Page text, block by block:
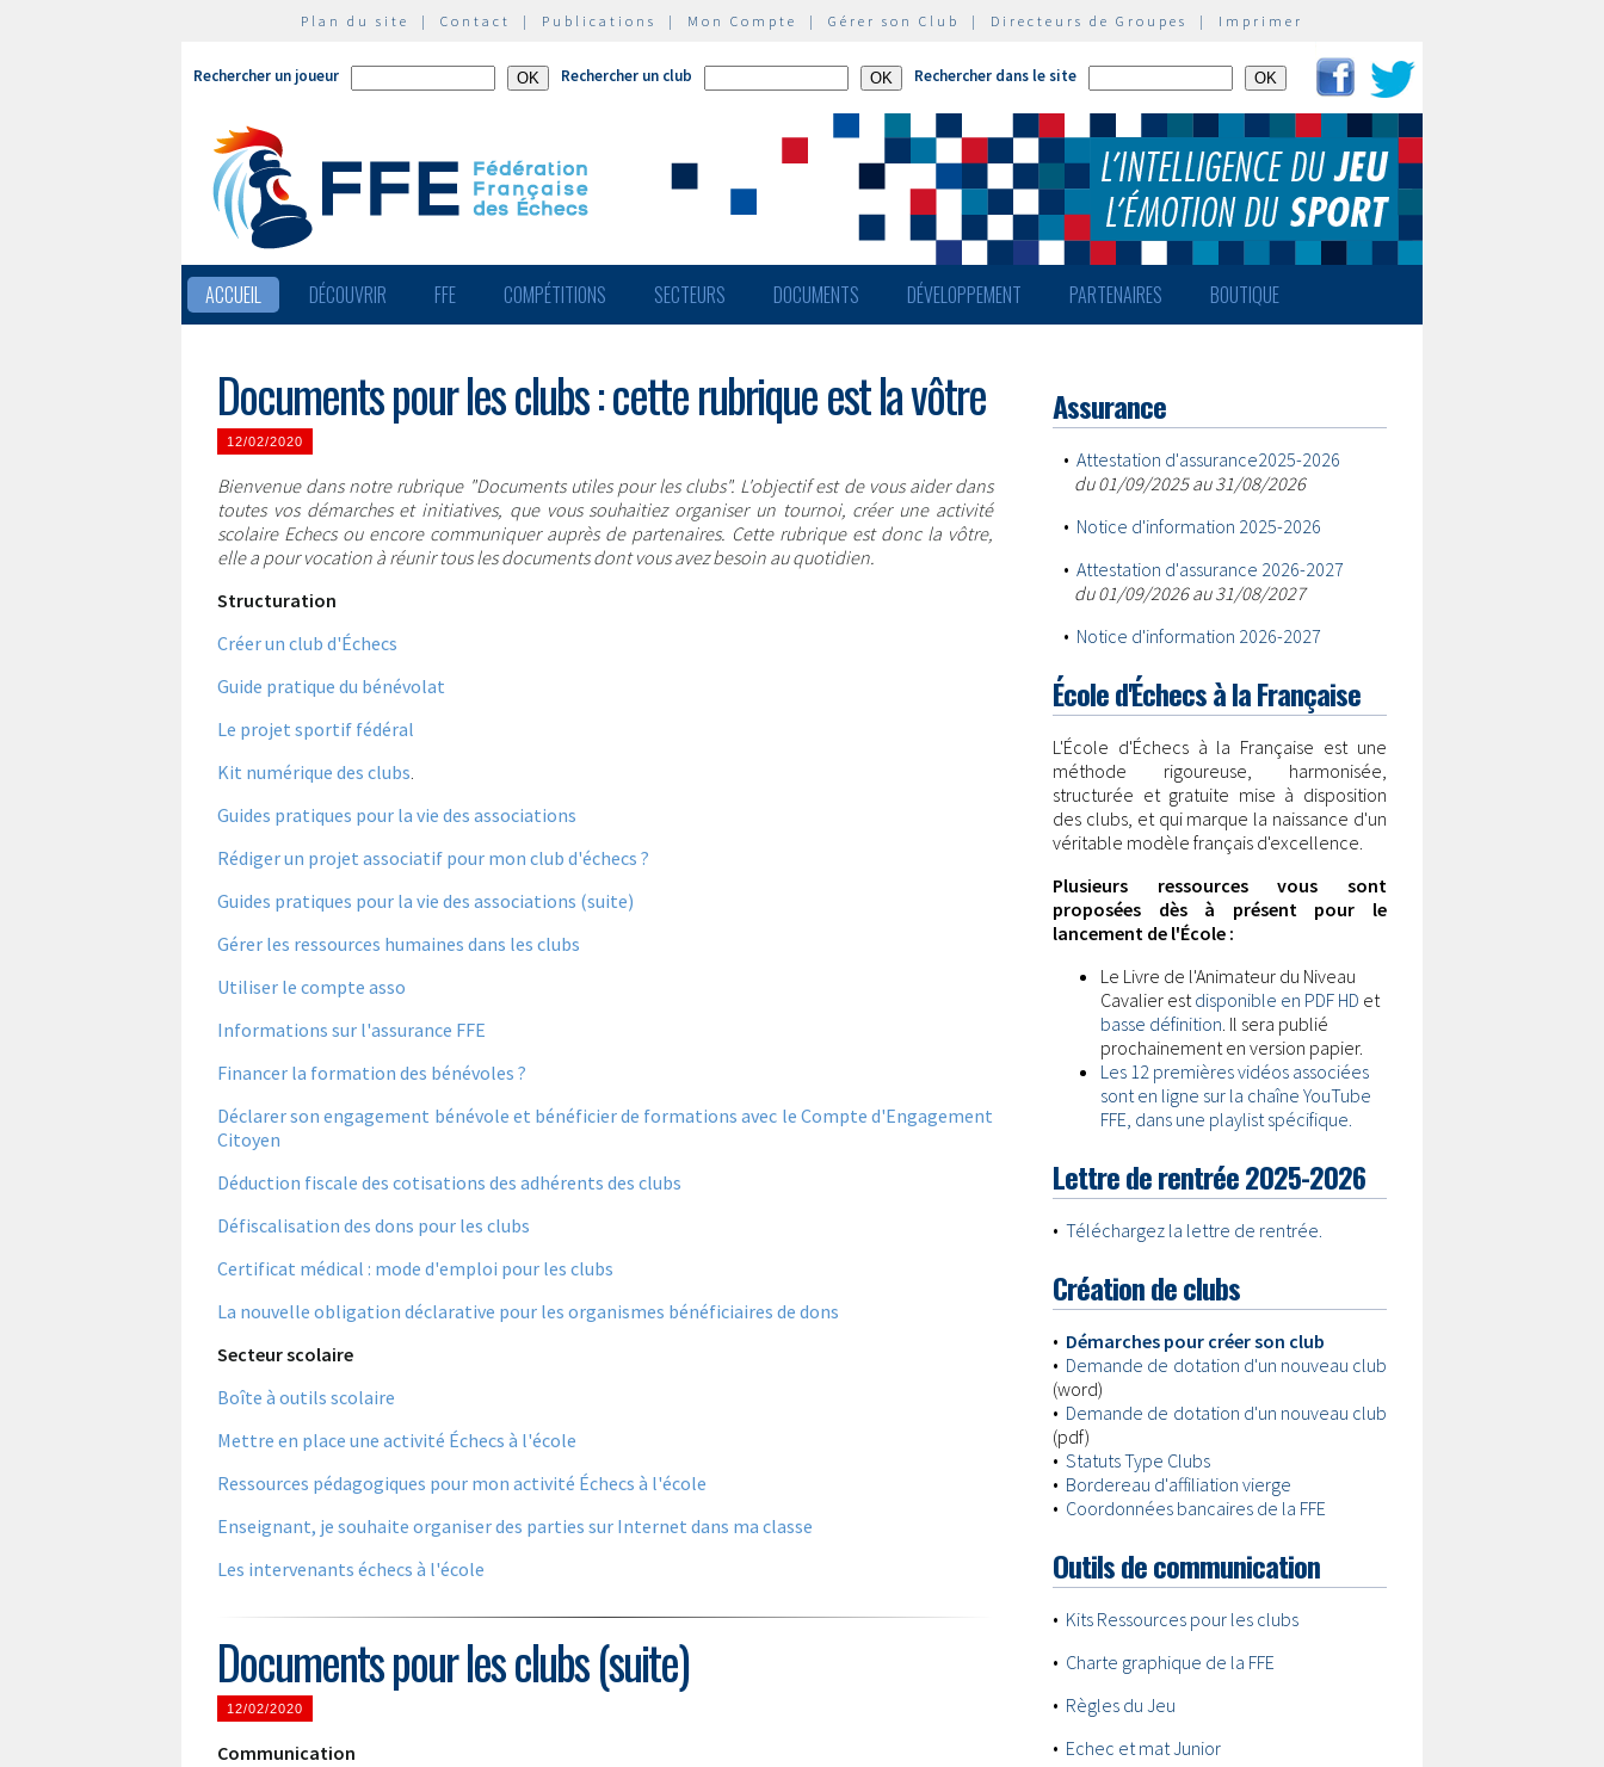
Plan du site | Contact | Publications | Mon Compte | Gérer son Club | Directeurs de Groupes | Imprimer
Rechercher un joueur Rechercher un club Rechercher dans le site
ACCUEIL DÉCOUVRIR FFE COMPÉTITIONS SECTEURS DOCUMENTS DÉVELOPPEMENT PARTENAIRES BOUTIQUE
Documents pour les clubs : cette rubrique est la vôtre
12/02/2020
Bienvenue dans notre rubrique "Documents utiles pour les clubs". L'objectif est de vous aider dans
toutes vos démarches et initiatives, que vous souhaitiez organiser un tournoi, créer une activité
scolaire Echecs ou encore communiquer auprès de partenaires. Cette rubrique est donc la vôtre,
elle a pour vocation à réunir tous les documents dont vous avez besoin au quotidien.
Structuration
Créer un club d'Échecs
Guide pratique du bénévolat
Le projet sportif fédéral
Kit numérique des clubs.
Guides pratiques pour la vie des associations
Rédiger un projet associatif pour mon club d'échecs ?
Guides pratiques pour la vie des associations (suite)
Gérer les ressources humaines dans les clubs
Utiliser le compte asso
Informations sur l'assurance FFE
Financer la formation des bénévoles ?
Déclarer son engagement bénévole et bénéficier de formations avec le Compte d'Engagement
Citoyen
Déduction fiscale des cotisations des adhérents des clubs
Défiscalisation des dons pour les clubs
Certificat médical : mode d'emploi pour les clubs
La nouvelle obligation déclarative pour les organismes bénéficiaires de dons
Secteur scolaire
Boîte à outils scolaire
Mettre en place une activité Échecs à l'école
Ressources pédagogiques pour mon activité Échecs à l'école
Enseignant, je souhaite organiser des parties sur Internet dans ma classe
Les intervenants échecs à l'école
Documents pour les clubs (suite)
12/02/2020
Communication
Assurance
• Attestation d'assurance2025-2026
du 01/09/2025 au 31/08/2026
• Notice d'information 2025-2026
• Attestation d'assurance 2026-2027
du 01/09/2026 au 31/08/2027
• Notice d'information 2026-2027
École d'Échecs à la Française
L'École d'Échecs à la Française est une
méthode rigoureuse, harmonisée,
structurée et gratuite mise à disposition
des clubs, et qui marque la naissance d'un
véritable modèle français d'excellence.
Plusieurs ressources vous sont
proposées dès à présent pour le
lancement de l'École :
Le Livre de l'Animateur du Niveau
Cavalier est disponible en PDF HD et
basse définition . Il sera publié
prochainement en version papier.
Les 12 premières vidéos associées
sont en ligne sur la chaîne YouTube
FFE, dans une playlist spécifique.
Lettre de rentrée 2025-2026
• Téléchargez la lettre de rentrée.
Création de clubs
• Démarches pour créer son club
• Demande de dotation d'un nouveau club
(word)
• Demande de dotation d'un nouveau club
(pdf)
• Statuts Type Clubs
• Bordereau d'affiliation vierge
• Coordonnées bancaires de la FFE
Outils de communication
• Kits Ressources pour les clubs
• Charte graphique de la FFE
• Règles du Jeu
• Echec et mat Junior